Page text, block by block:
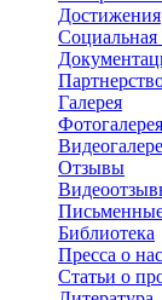
Достижения
Социальная
Галерея
Фотогалерея
Отзывы
Библиотека
Пресса о нас
Статьи о